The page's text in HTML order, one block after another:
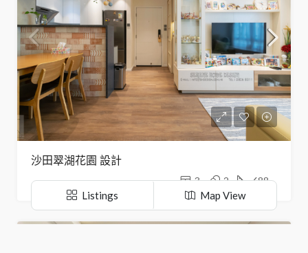
沙田翠湖花園 設計
3 2 688
Listings Map View